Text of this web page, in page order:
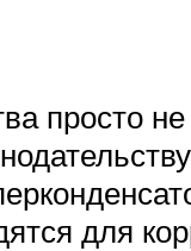
просто
для